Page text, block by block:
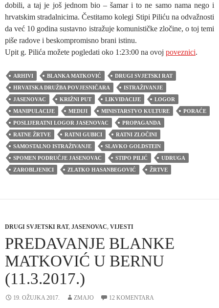
dobili, a taj je još jednom bio – šamar i to ne samo nama nego i
hrvatskim stradalnicima. Čestitamo kolegi Stipi Piliću na odvažnosti
da već 10 godina sustavno istražuje komunističke zločine, o toj temi
piše radove i beskompromisno brani istinu.
Upit g. Pilića možete pogledati oko 1:23:00 na ovoj poveznici.
ARHIVI BLANKA MATKOVIĆ
DRUGI SVJETSKI RAT
HRVATSKA DRUŽBA POVJESNIČARA
ISTRAŽIVANJE
JASENOVAC
KRIŽNI PUT LIKVIDACIJE
LOGOR
MANIPULACIJE
MEDIJI MINISTARSTVO KULTURE
PORAĆE
POSLIJERATNI LOGOR JASENOVAC
PROPAGANDA
RATNE ŽRTVE
RATNI GUBICI
RATNI ZLOČINI
SAMOSTALNO ISTRAŽIVANJE
SLAVKO GOLDSTEIN
SPOMEN PODRUČJE JASENOVAC
STIPO PILIĆ
UDRUGA
ZAROBLJENICI
ZLATKO HASANBEGOVIĆ ŽRTVE
DRUGI SVJETSKI RAT, JASENOVAC, VIJESTI
PREDAVANJE BLANKE
MATKOVIĆ U BERNU
(11.3.2017.)
19. OŽUJKA 2017. ZMAJO 12 KOMENTARA